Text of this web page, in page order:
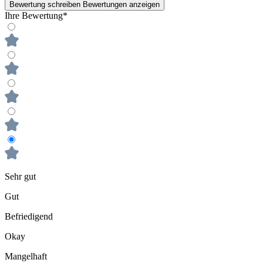
Bewertung schreiben Bewertungen anzeigen
Ihre Bewertung*
Sehr gut
Gut
Befriedigend
Okay
Mangelhaft